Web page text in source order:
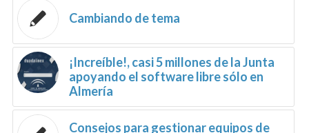
Cambiando de tema
¡Increíble!, casi 5 millones de la Junta
apoyando el software libre sólo en
Almería
Consejos para gestionar equipos de